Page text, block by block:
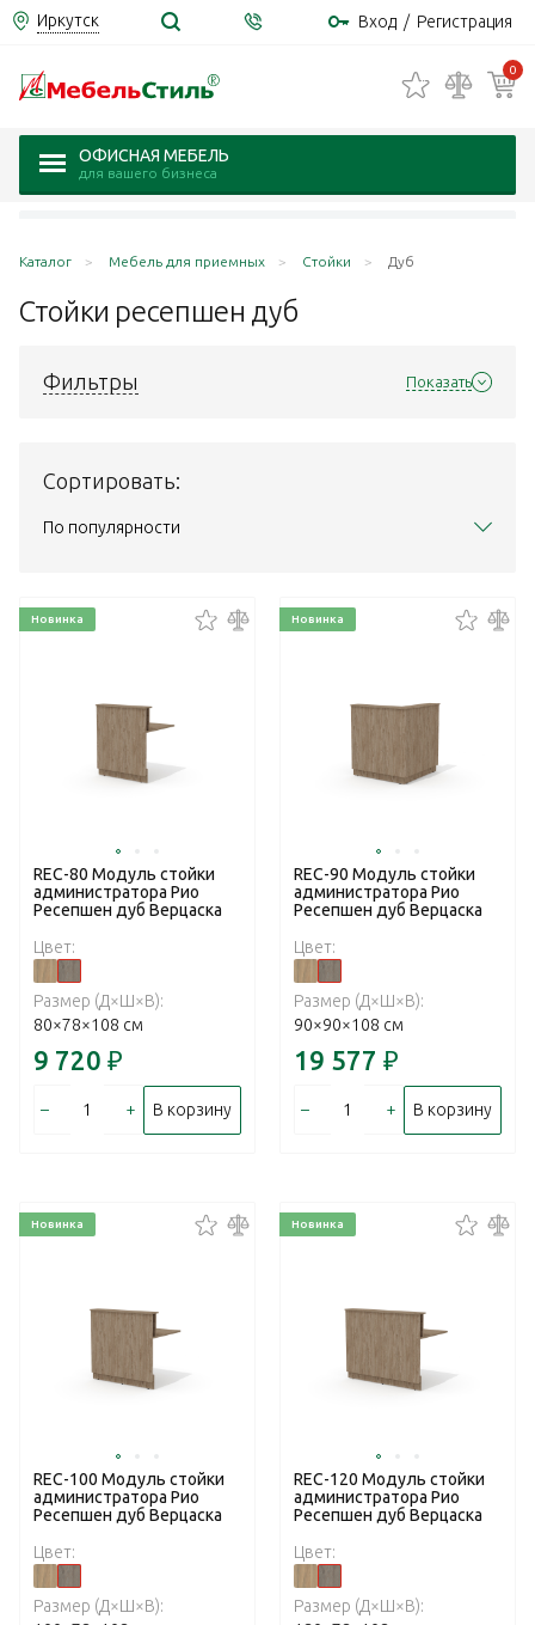
Иркутск Вход / Регистрация
0
ОФИСНАЯ МЕБЕЛЬ
для вашего бизнеса
Каталог Мебель для приемных Стойки Дуб
Стойки ресепшен дуб
Фильтры Показать
Сортировать:
По популярности
Новинка
REC-80 Модуль стойки
администратора Рио
Ресепшен дуб Верцаска
Цвет:
Размер (Д×Ш×В):
80×78×108 см
9 720 ₽
– + В корзину
Новинка
REC-90 Модуль стойки
администратора Рио
Ресепшен дуб Верцаска
Цвет:
Размер (Д×Ш×В):
90×90×108 см
19 577 ₽
– + В корзину
Новинка
REC-100 Модуль стойки
администратора Рио
Ресепшен дуб Верцаска
Цвет:
Размер (Д×Ш×В):
Новинка
REC-120 Модуль стойки
администратора Рио
Ресепшен дуб Верцаска
Цвет:
Размер (Д×Ш×В):